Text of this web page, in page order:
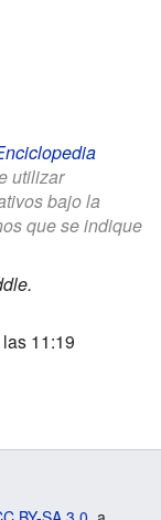
utilizar
bajo la
que se indique
11:19